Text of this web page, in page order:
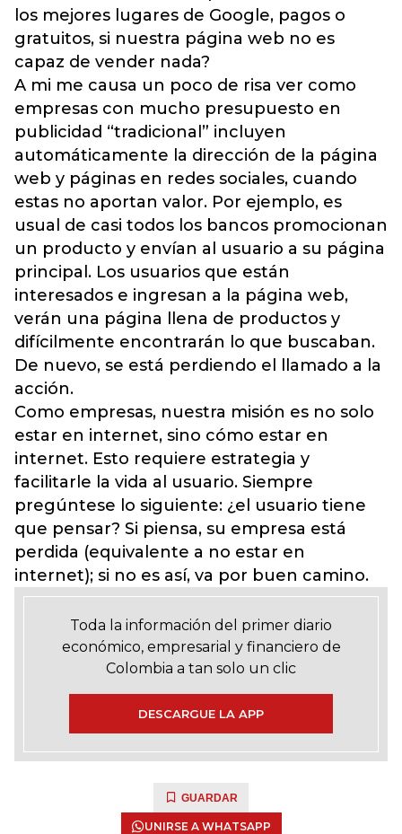
los mejores lugares de Google, pagos o
gratuitos, si nuestra página web no es
capaz de vender nada?
A mi me causa un poco de risa ver como
empresas con mucho presupuesto en
publicidad “tradicional” incluyen
automáticamente la dirección de la página
web y páginas en redes sociales, cuando
estas no aportan valor. Por ejemplo, es
usual de casi todos los bancos promocionan
un producto y envían al usuario a su página
principal. Los usuarios que están
interesados e ingresan a la página web,
verán una página llena de productos y
difícilmente encontrarán lo que buscaban.
De nuevo, se está perdiendo el llamado a la
acción.
Como empresas, nuestra misión es no solo
estar en internet, sino cómo estar en
internet. Esto requiere estrategia y
facilitarle la vida al usuario. Siempre
pregúntese lo siguiente: ¿el usuario tiene
que pensar? Si piensa, su empresa está
perdida (equivalente a no estar en
internet); si no es así, va por buen camino.
Toda la información del primer diario
económico, empresarial y financiero de
Colombia a tan solo un clic
DESCARGUE LA APP
GUARDAR
UNIRSE A WHATSAPP